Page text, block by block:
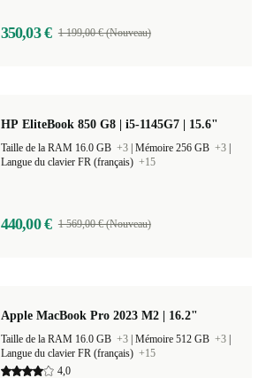
350,03 € 1 199,00 € (Nouveau)
HP EliteBook 850 G8 | i5-1145G7 | 15.6"
Taille de la RAM 16.0 GB +3 Mémoire 256 GB +3
Langue du clavier FR (français) +15
440,00 € 1 569,00 € (Nouveau)
Apple MacBook Pro 2023 M2 | 16.2"
Taille de la RAM 16.0 GB +3 Mémoire 512 GB +3
Langue du clavier FR (français) +15
4,0